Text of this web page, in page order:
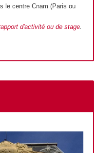
le centre Cnam (Paris ou
d'activité ou de stage